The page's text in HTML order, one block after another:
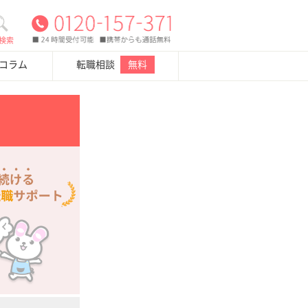
索
ラム 転職相談 無料